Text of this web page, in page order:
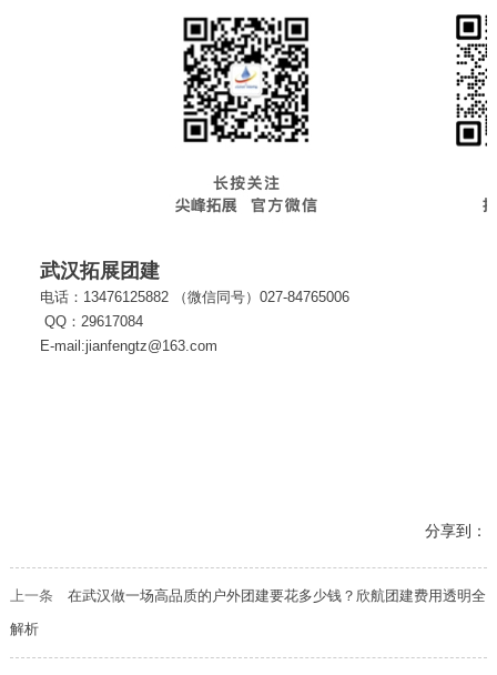
武汉拓展团建
电话：13476125882 （微信同号）027-84765006
QQ：29617084
E-mail:jianfengtz@163.com
分享到：
上一条
在武汉做一场高品质的户外团建要花多少钱？欣航团建费用透明全
解析